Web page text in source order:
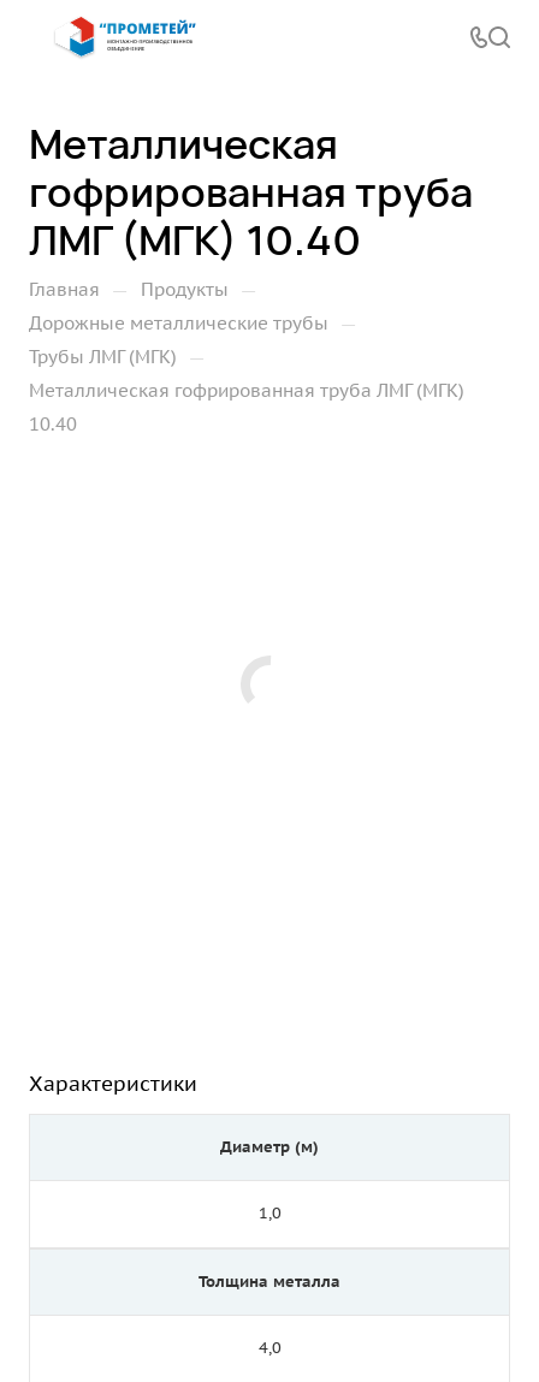
Металлическая
гофрированная труба
ЛМГ (МГК) 10.40
Главная — Продукты —
Дорожные металлические трубы —
Трубы ЛМГ (МГК) —
Металлическая гофрированная труба ЛМГ (МГК)
10.40
Характеристики
Диаметр (м)
1,0
Толщина металла
4,0